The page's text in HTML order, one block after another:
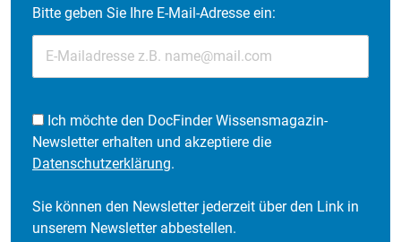
Bitte geben Sie Ihre E-Mail-Adresse ein:
Ich möchte den DocFinder Wissensmagazin-
Newsletter erhalten und akzeptiere die
Datenschutzerklärung.
Sie können den Newsletter jederzeit über den Link in
unserem Newsletter abbestellen.